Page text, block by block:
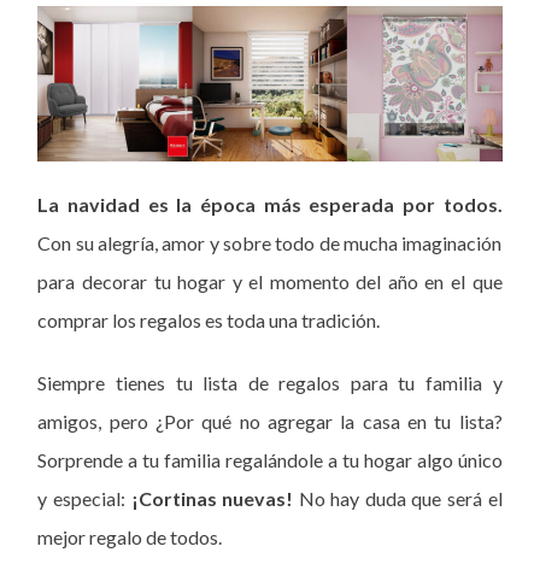
La navidad es la época más esperada por todos.
Con su alegría, amor y sobre todo de mucha imaginación
para decorar tu hogar y el momento del año en el que
comprar los regalos es toda una tradición.
Siempre tienes tu lista de regalos para tu familia y
amigos, pero ¿Por qué no agregar la casa en tu lista?
Sorprende a tu familia regalándole a tu hogar algo único
y especial: ¡Cortinas nuevas! No hay duda que será el
mejor regalo de todos.